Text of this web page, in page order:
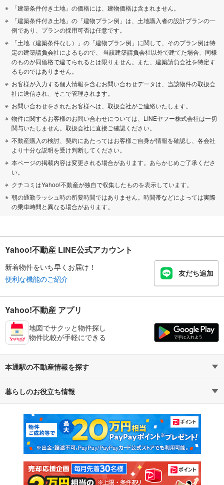
「建築条件付き土地」の価格には、建物価格は含まれません。
「建築条件付き土地」の「建物プラン例」は、土地購入者の設計プランの一
例であり、プランの採用可否は任意です。
「土地（建築条件なし）」の「建物プラン例」に関して、そのプラン例は特
定の建築請負会社によるもので、 当該建築請負会社以外で建てた場合、同様
のものが同価格で建てられるとは限りません。また、建築請負会社を特定す
るものではありません。
お客様が入力する個人情報を含むお問い合わせデータは、当該物件の取扱会
社に送信され、そこで管理されます。
お問い合わせをされたお客様へは、取扱会社がご連絡いたします。
物件に関するお客様のお問い合わせについては、LINEヤフー株式会社は一切
関与いたしません。取扱会社に直接ご確認ください。
不動産購入の検討、契約にあたってはお客様ご自身が情報を確認し、各会社
より十分な説明を受け判断してください。
本ページの掲載内容は変更される場合があります。あらかじめご了承くださ
い。
クチコミはYahoo!不動産が独自で収集したものを表示しています。
朝の通勤ラッシュ時の所要時間ではありません。時間帯などによっては実際
の乗車時間と異なる場合があります。
Yahoo!不動産 LINE公式アカウント
新着物件をいち早くお届け！
便利な機能のご紹介
友だち追加
Yahoo!不動産 アプリ
地図でサクッと物件探し
物件比較が手軽にできる
本通駅の不動産情報を探す
不動産・住宅
新築マンション 中古マンション
新築一戸建て 中古一戸建て
注文住宅 土地
暮らしのお役立ち情報
マンションカタログ 教えて！住まいの先生